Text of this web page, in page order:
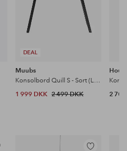
DEAL
Muubs
Konsolbord Quill S - Sort (LGB)
1 999 DKK 2 499 DKK
2